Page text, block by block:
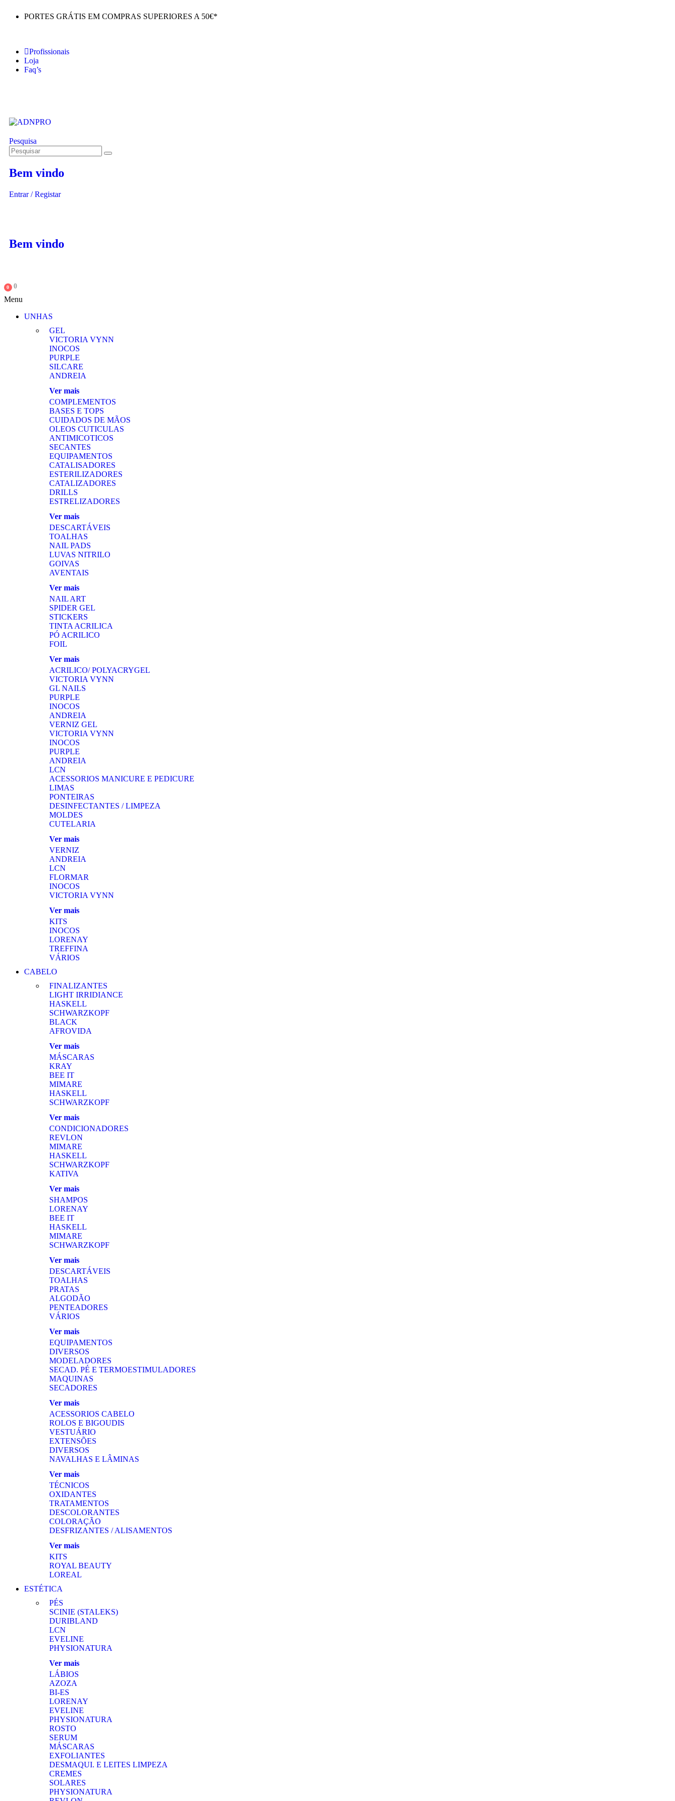
PORTES GRÁTIS EM COMPRAS SUPERIORES A 50€*
Profissionais
Loja
Faq’s
Pesquisa
Bem vindo
Entrar / Registar
Bem vindo
0 0
Menu
UNHAS
GEL
VICTORIA VYNN
INOCOS
PURPLE
SILCARE
ANDREIA
Ver mais
COMPLEMENTOS
BASES E TOPS
CUIDADOS DE MÃOS
OLEOS CUTICULAS
ANTIMICOTICOS
SECANTES
EQUIPAMENTOS
CATALISADORES
ESTERILIZADORES
CATALIZADORES
DRILLS
ESTRELIZADORES
Ver mais
DESCARTÁVEIS
TOALHAS
NAIL PADS
LUVAS NITRILO
GOIVAS
AVENTAIS
Ver mais
NAIL ART
SPIDER GEL
STICKERS
TINTA ACRILICA
PÓ ACRILICO
FOIL
Ver mais
ACRILICO/ POLYACRYGEL
VICTORIA VYNN
GL NAILS
PURPLE
INOCOS
ANDREIA
VERNIZ GEL
VICTORIA VYNN
INOCOS
PURPLE
ANDREIA
LCN
ACESSORIOS MANICURE E PEDICURE
LIMAS
PONTEIRAS
DESINFECTANTES / LIMPEZA
MOLDES
CUTELARIA
Ver mais
VERNIZ
ANDREIA
LCN
FLORMAR
INOCOS
VICTORIA VYNN
Ver mais
KITS
INOCOS
LORENAY
TREFFINA
VÁRIOS
CABELO
FINALIZANTES
LIGHT IRRIDIANCE
HASKELL
SCHWARZKOPF
BLACK
AFROVIDA
Ver mais
MÁSCARAS
KRAY
BEE IT
MIMARE
HASKELL
SCHWARZKOPF
Ver mais
CONDICIONADORES
REVLON
MIMARE
HASKELL
SCHWARZKOPF
KATIVA
Ver mais
SHAMPOS
LORENAY
BEE IT
HASKELL
MIMARE
SCHWARZKOPF
Ver mais
DESCARTÁVEIS
TOALHAS
PRATAS
ALGODÃO
PENTEADORES
VÁRIOS
Ver mais
EQUIPAMENTOS
DIVERSOS
MODELADORES
SECAD. PÉ E TERMOESTIMULADORES
MAQUINAS
SECADORES
Ver mais
ACESSORIOS CABELO
ROLOS E BIGOUDIS
VESTUÁRIO
EXTENSÕES
DIVERSOS
NAVALHAS E LÂMINAS
Ver mais
TÉCNICOS
OXIDANTES
TRATAMENTOS
DESCOLORANTES
COLORAÇÃO
DESFRIZANTES / ALISAMENTOS
Ver mais
KITS
ROYAL BEAUTY
LOREAL
ESTÉTICA
PÉS
SCINIE (STALEKS)
DURIBLAND
LCN
EVELINE
PHYSIONATURA
Ver mais
LÁBIOS
AZOZA
BI-ES
LORENAY
EVELINE
PHYSIONATURA
ROSTO
SERUM
MÁSCARAS
EXFOLIANTES
DESMAQUI. E LEITES LIMPEZA
CREMES
SOLARES
PHYSIONATURA